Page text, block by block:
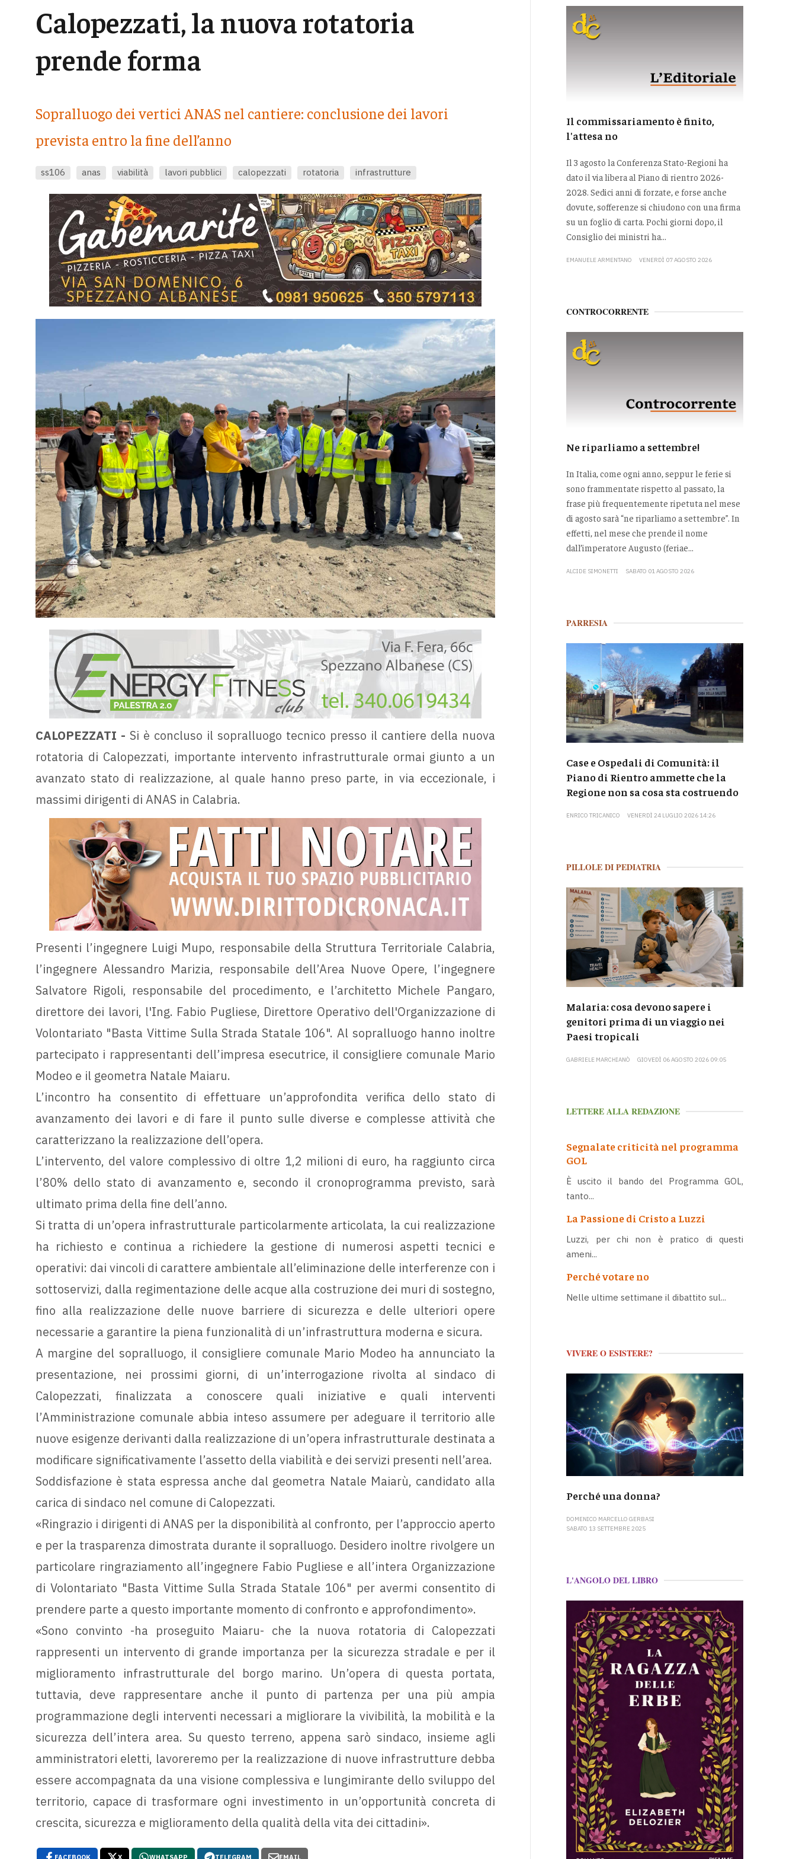
Calopezzati, la nuova rotatoria
prende forma
Sopralluogo dei vertici ANAS nel cantiere: conclusione dei lavori
prevista entro la fine dell’anno
ss106 anas viabilità lavori pubblici calopezzati rotatoria infrastrutture
CALOPEZZATI - Si è concluso il sopralluogo tecnico presso il cantiere della nuova
rotatoria di Calopezzati, importante intervento infrastrutturale ormai giunto a un
avanzato stato di realizzazione, al quale hanno preso parte, in via eccezionale, i
massimi dirigenti di ANAS in Calabria.
Presenti l’ingegnere Luigi Mupo, responsabile della Struttura Territoriale Calabria,
l’ingegnere Alessandro Marizia, responsabile dell’Area Nuove Opere, l’ingegnere
Salvatore Rigoli, responsabile del procedimento, e l’architetto Michele Pangaro,
direttore dei lavori, l'Ing. Fabio Pugliese, Direttore Operativo dell'Organizzazione di
Volontariato "Basta Vittime Sulla Strada Statale 106". Al sopralluogo hanno inoltre
partecipato i rappresentanti dell’impresa esecutrice, il consigliere comunale Mario
Modeo e il geometra Natale Maiaru.
L’incontro ha consentito di effettuare un’approfondita verifica dello stato di
avanzamento dei lavori e di fare il punto sulle diverse e complesse attività che
caratterizzano la realizzazione dell’opera.
L’intervento, del valore complessivo di oltre 1,2 milioni di euro, ha raggiunto circa
l’80% dello stato di avanzamento e, secondo il cronoprogramma previsto, sarà
ultimato prima della fine dell’anno.
Si tratta di un’opera infrastrutturale particolarmente articolata, la cui realizzazione
ha richiesto e continua a richiedere la gestione di numerosi aspetti tecnici e
operativi: dai vincoli di carattere ambientale all’eliminazione delle interferenze con i
sottoservizi, dalla regimentazione delle acque alla costruzione dei muri di sostegno,
fino alla realizzazione delle nuove barriere di sicurezza e delle ulteriori opere
necessarie a garantire la piena funzionalità di un’infrastruttura moderna e sicura.
A margine del sopralluogo, il consigliere comunale Mario Modeo ha annunciato la
presentazione, nei prossimi giorni, di un’interrogazione rivolta al sindaco di
Calopezzati, finalizzata a conoscere quali iniziative e quali interventi
l’Amministrazione comunale abbia inteso assumere per adeguare il territorio alle
nuove esigenze derivanti dalla realizzazione di un’opera infrastrutturale destinata a
modificare significativamente l’assetto della viabilità e dei servizi presenti nell’area.
Soddisfazione è stata espressa anche dal geometra Natale Maiarù, candidato alla
carica di sindaco nel comune di Calopezzati.
«Ringrazio i dirigenti di ANAS per la disponibilità al confronto, per l’approccio aperto
e per la trasparenza dimostrata durante il sopralluogo. Desidero inoltre rivolgere un
particolare ringraziamento all’ingegnere Fabio Pugliese e all’intera Organizzazione
di Volontariato "Basta Vittime Sulla Strada Statale 106" per avermi consentito di
prendere parte a questo importante momento di confronto e approfondimento».
«Sono convinto -ha proseguito Maiaru- che la nuova rotatoria di Calopezzati
rappresenti un intervento di grande importanza per la sicurezza stradale e per il
miglioramento infrastrutturale del borgo marino. Un’opera di questa portata,
tuttavia, deve rappresentare anche il punto di partenza per una più ampia
programmazione degli interventi necessari a migliorare la vivibilità, la mobilità e la
sicurezza dell’intera area. Su questo terreno, appena sarò sindaco, insieme agli
amministratori eletti, lavoreremo per la realizzazione di nuove infrastrutture debba
essere accompagnata da una visione complessiva e lungimirante dello sviluppo del
territorio, capace di trasformare ogni investimento in un’opportunità concreta di
crescita, sicurezza e miglioramento della qualità della vita dei cittadini».
FACEBOOK X WHATSAPP TELEGRAM EMAIL
Il commissariamento è finito,
l'attesa no
Il 3 agosto la Conferenza Stato-Regioni ha
dato il via libera al Piano di rientro 2026-
2028. Sedici anni di forzate, e forse anche
dovute, sofferenze si chiudono con una firma
su un foglio di carta. Pochi giorni dopo, il
Consiglio dei ministri ha...
EMANUELE ARMENTANO VENERDÌ 07 AGOSTO 2026
CONTROCORRENTE
Ne riparliamo a settembre!
In Italia, come ogni anno, seppur le ferie si
sono frammentate rispetto al passato, la
frase più frequentemente ripetuta nel mese
di agosto sarà “ne riparliamo a settembre”. In
effetti, nel mese che prende il nome
dall’imperatore Augusto (feriae...
ALCIDE SIMONETTI SABATO 01 AGOSTO 2026
PARRESIA
Case e Ospedali di Comunità: il
Piano di Rientro ammette che la
Regione non sa cosa sta costruendo
ENRICO TRICANICO VENERDÌ 24 LUGLIO 2026 14:26
PILLOLE DI PEDIATRIA
Malaria: cosa devono sapere i
genitori prima di un viaggio nei
Paesi tropicali
GABRIELE MARCHIANÒ GIOVEDÌ 06 AGOSTO 2026 09:05
LETTERE ALLA REDAZIONE
Segnalate criticità nel programma
GOL
È uscito il bando del Programma GOL,
tanto...
La Passione di Cristo a Luzzi
Luzzi, per chi non è pratico di questi
ameni...
Perché votare no
Nelle ultime settimane il dibattito sul...
VIVERE O ESISTERE?
Perché una donna?
DOMENICO MARCELLO GERBASI
SABATO 13 SETTEMBRE 2025
L'ANGOLO DEL LIBRO